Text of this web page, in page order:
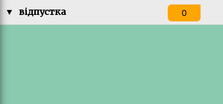
▼ відпустка